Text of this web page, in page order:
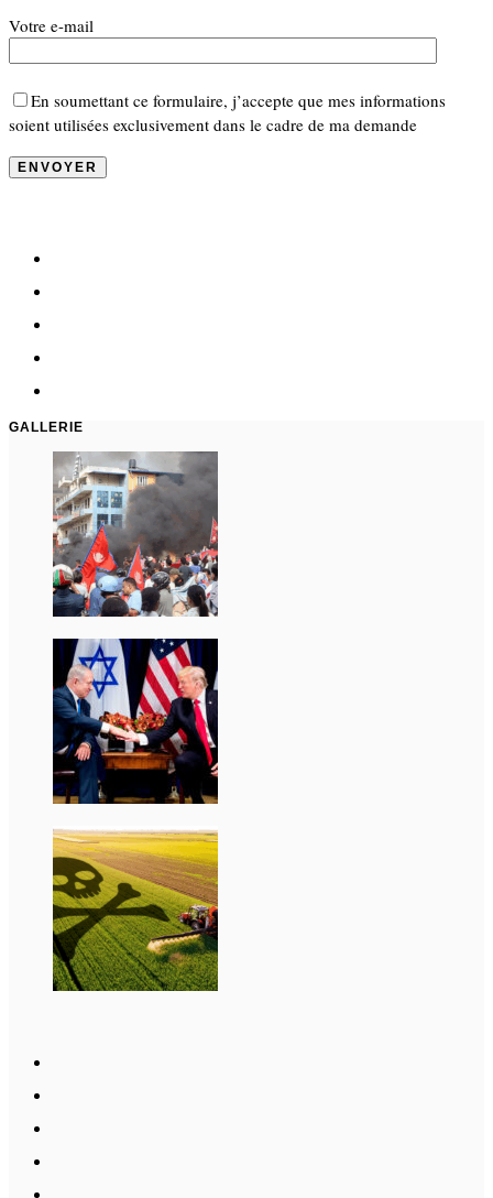
Votre e-mail
En soumettant ce formulaire, j’accepte que mes informations
soient utilisées exclusivement dans le cadre de ma demande
GALLERIE